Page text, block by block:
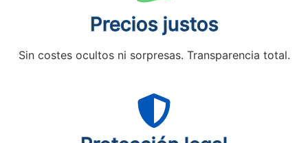
Precios justos
Sin costes ocultos ni sorpresas. Transparencia total.